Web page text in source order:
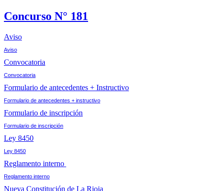
Concurso N° 181
Aviso
Aviso
Convocatoria
Convocatoria
Formulario de antecedentes + Instructivo
Formulario de antecedentes + instructivo
Formulario de inscripción
Formulario de inscripción
Ley 8450
Ley 8450
Reglamento interno
Reglamento interno
Nueva Constitución de La Rioja